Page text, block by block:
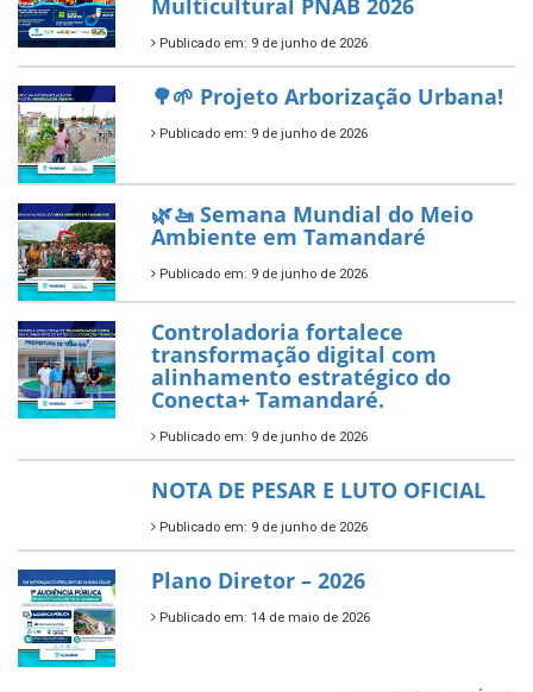
Tamandaré conquista Selo
Diamante do Sebrae pelo
segundo ano consecutivo e
reafirma excelência no apoio ao
empreendedorismo.
Publicado em: 10 de junho de 2026
novos investimentos para
fortalecer a saúde pública do
município.
Publicado em: 10 de junho de 2026
Prefeitura de Tamandaré abre
inscrições para o Festival
Multicultural PNAB 2026
Publicado em: 9 de junho de 2026
🌳🌱 Projeto Arborização Urbana!
Publicado em: 9 de junho de 2026
🌿🚤 Semana Mundial do Meio
Ambiente em Tamandaré